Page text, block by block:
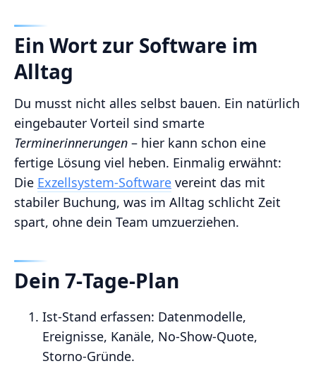
Ein Wort zur Software im
Alltag
Du musst nicht alles selbst bauen. Ein natürlich
eingebauter Vorteil sind smarte
Terminerinnerungen – hier kann schon eine
fertige Lösung viel heben. Einmalig erwähnt:
Die Exzellsystem‑Software vereint das mit
stabiler Buchung, was im Alltag schlicht Zeit
spart, ohne dein Team umzuerziehen.
Dein 7‑Tage‑Plan
Ist‑Stand erfassen: Datenmodelle,
Ereignisse, Kanäle, No‑Show‑Quote,
Storno‑Gründe.